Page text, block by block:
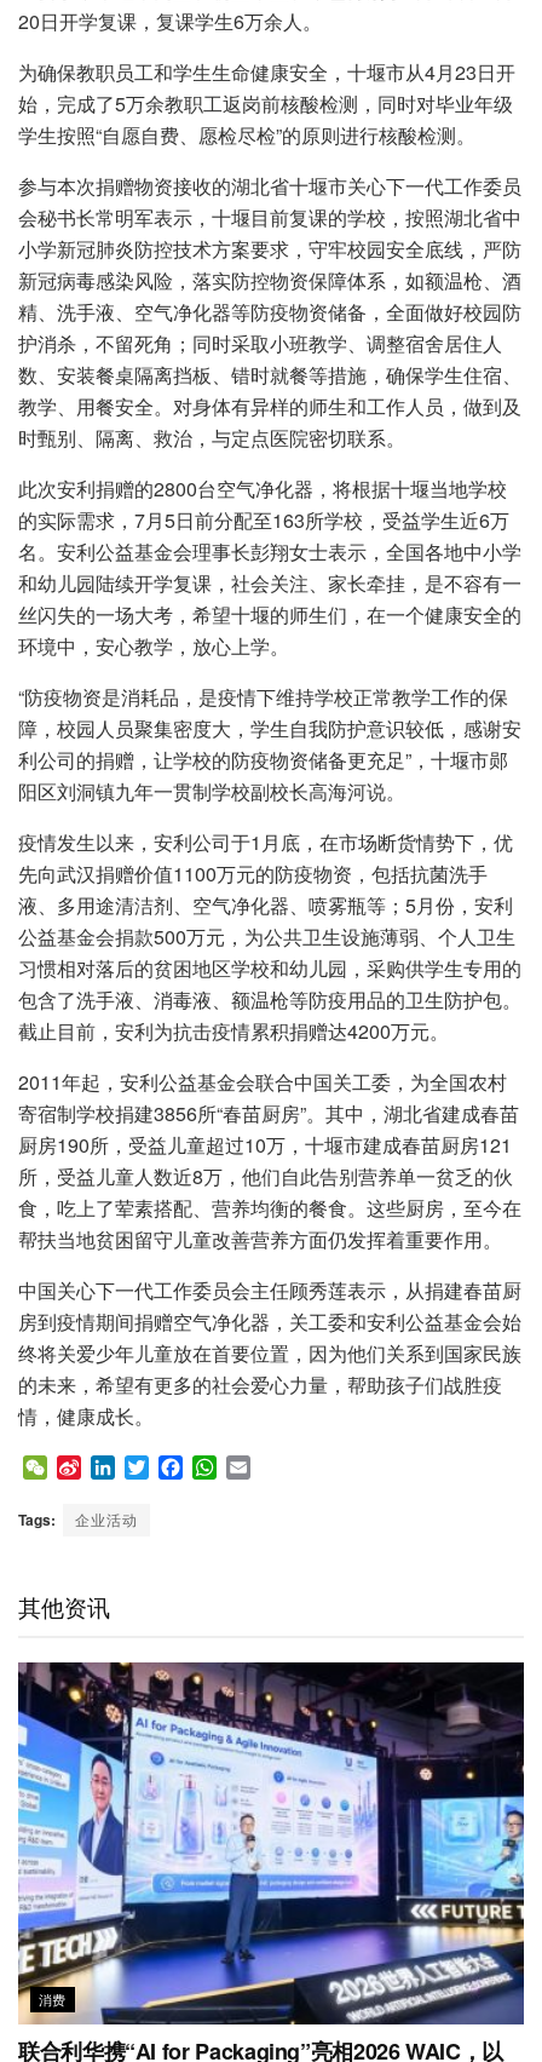
20日开学复课，复课学生6万余人。
为确保教职员工和学生生命健康安全，十堰市从4月23日开
始，完成了5万余教职工返岗前核酸检测，同时对毕业年级
学生按照“自愿自费、愿检尽检”的原则进行核酸检测。
参与本次捐赠物资接收的湖北省十堰市关心下一代工作委员
会秘书长常明军表示，十堰目前复课的学校，按照湖北省中
小学新冠肺炎防控技术方案要求，守牢校园安全底线，严防
新冠病毒感染风险，落实防控物资保障体系，如额温枪、酒
精、洗手液、空气净化器等防疫物资储备，全面做好校园防
护消杀，不留死角；同时采取小班教学、调整宿舍居住人
数、安装餐桌隔离挡板、错时就餐等措施，确保学生住宿、
教学、用餐安全。对身体有异样的师生和工作人员，做到及
时甄别、隔离、救治，与定点医院密切联系。
此次安利捐赠的2800台空气净化器，将根据十堰当地学校
的实际需求，7月5日前分配至163所学校，受益学生近6万
名。安利公益基金会理事长彭翔女士表示，全国各地中小学
和幼儿园陆续开学复课，社会关注、家长牵挂，是不容有一
丝闪失的一场大考，希望十堰的师生们，在一个健康安全的
环境中，安心教学，放心上学。
“防疫物资是消耗品，是疫情下维持学校正常教学工作的保
障，校园人员聚集密度大，学生自我防护意识较低，感谢安
利公司的捐赠，让学校的防疫物资储备更充足”，十堰市郧
阳区刘洞镇九年一贯制学校副校长高海河说。
疫情发生以来，安利公司于1月底，在市场断货情势下，优
先向武汉捐赠价值1100万元的防疫物资，包括抗菌洗手
液、多用途清洁剂、空气净化器、喷雾瓶等；5月份，安利
公益基金会捐款500万元，为公共卫生设施薄弱、个人卫生
习惯相对落后的贫困地区学校和幼儿园，采购供学生专用的
包含了洗手液、消毒液、额温枪等防疫用品的卫生防护包。
截止目前，安利为抗击疫情累积捐赠达4200万元。
2011年起，安利公益基金会联合中国关工委，为全国农村
寄宿制学校捐建3856所“春苗厨房”。其中，湖北省建成春苗
厨房190所，受益儿童超过10万，十堰市建成春苗厨房121
所，受益儿童人数近8万，他们自此告别营养单一贫乏的伙
食，吃上了荤素搭配、营养均衡的餐食。这些厨房，至今在
帮扶当地贫困留守儿童改善营养方面仍发挥着重要作用。
中国关心下一代工作委员会主任顾秀莲表示，从捐建春苗厨
房到疫情期间捐赠空气净化器，关工委和安利公益基金会始
终将关爱少年儿童放在首要位置，因为他们关系到国家民族
的未来，希望有更多的社会爱心力量，帮助孩子们战胜疫
情，健康成长。
W
C
S
n
i
o
L
n
T
F
W
Tags: 企业活动
其他资讯
消费
联合利华携“AI for Packaging”亮相2026 WAIC，以